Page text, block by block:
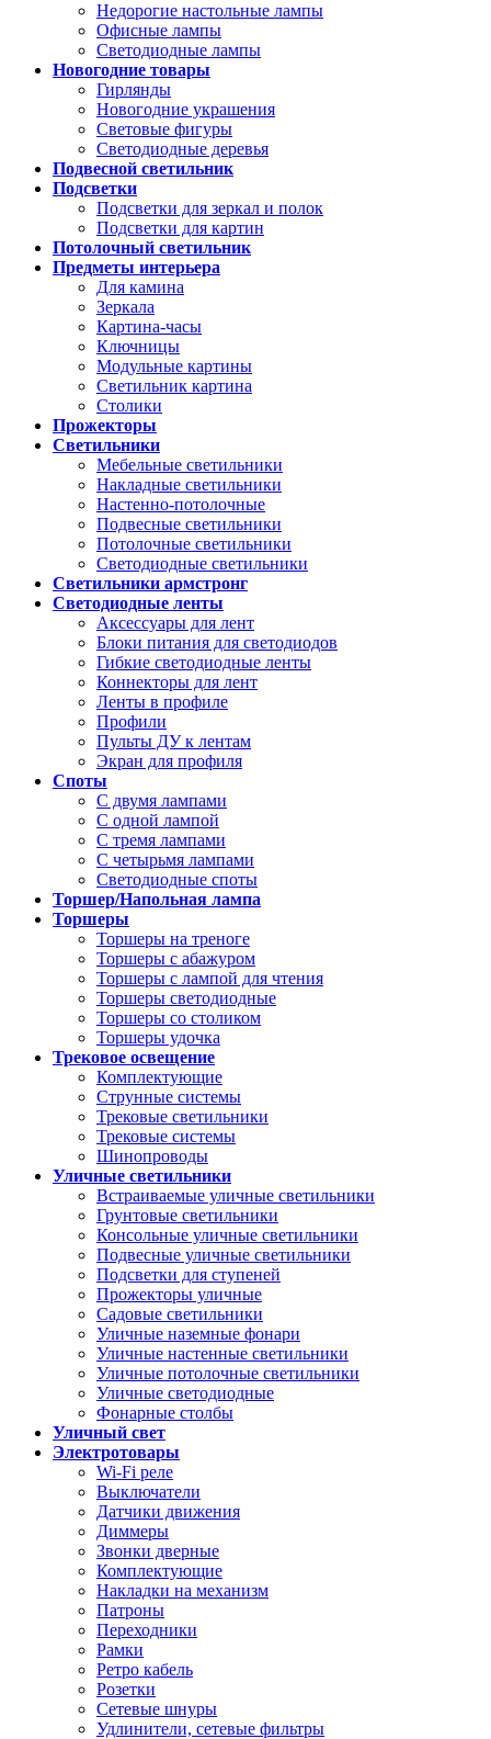
Недорогие настольные лампы
Офисные лампы
Светодиодные лампы
Новогодние товары
Гирлянды
Новогодние украшения
Световые фигуры
Светодиодные деревья
Подвесной светильник
Подсветки
Подсветки для зеркал и полок
Подсветки для картин
Потолочный светильник
Предметы интерьера
Для камина
Зеркала
Картина-часы
Ключницы
Модульные картины
Светильник картина
Столики
Прожекторы
Светильники
Мебельные светильники
Накладные светильники
Настенно-потолочные
Подвесные светильники
Потолочные светильники
Светодиодные светильники
Светильники армстронг
Светодиодные ленты
Аксессуары для лент
Блоки питания для светодиодов
Гибкие светодиодные ленты
Коннекторы для лент
Ленты в профиле
Профили
Пульты ДУ к лентам
Экран для профиля
Споты
С двумя лампами
С одной лампой
С тремя лампами
С четырьмя лампами
Светодиодные споты
Торшер/Напольная лампа
Торшеры
Торшеры на треноге
Торшеры с абажуром
Торшеры с лампой для чтения
Торшеры светодиодные
Торшеры со столиком
Торшеры удочка
Трековое освещение
Комплектующие
Струнные системы
Трековые светильники
Трековые системы
Шинопроводы
Уличные светильники
Встраиваемые уличные светильники
Грунтовые светильники
Консольные уличные светильники
Подвесные уличные светильники
Подсветки для ступеней
Прожекторы уличные
Садовые светильники
Уличные наземные фонари
Уличные настенные светильники
Уличные потолочные светильники
Уличные светодиодные
Фонарные столбы
Уличный свет
Электротовары
Wi-Fi реле
Выключатели
Датчики движения
Диммеры
Звонки дверные
Комплектующие
Накладки на механизм
Патроны
Переходники
Рамки
Ретро кабель
Розетки
Сетевые шнуры
Удлинители, сетевые фильтры